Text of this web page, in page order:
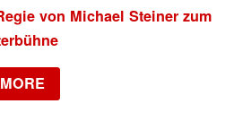
von Michael Steiner zum
MORE